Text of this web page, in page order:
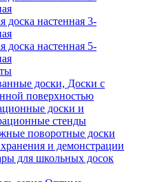
доска настенная 3-
доска настенная 5-
доски, Доски с
поверхностью
доски и
стенды
поворотные доски
и демонстрации
для школьных досок